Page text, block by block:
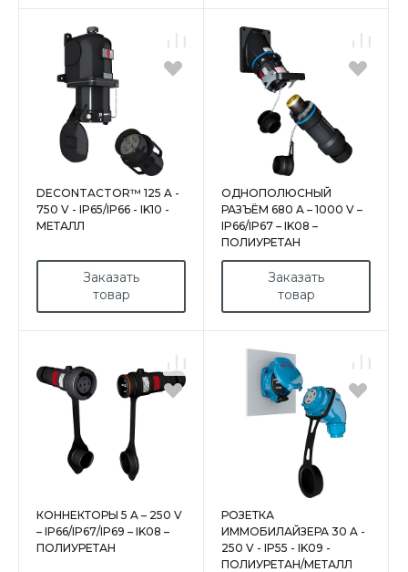
DECONTACTOR™ 125 A -
750 V - IP65/IP66 - IK10 -
МЕТАЛЛ
Заказать
товар
ОДНОПОЛЮСНЫЙ
РАЗЪЁМ 680 A – 1000 V –
IP66/IP67 – IK08 –
ПОЛИУРЕТАН
Заказать
товар
КОННЕКТОРЫ 5 A – 250 V
– IP66/IP67/IP69 – IK08 –
ПОЛИУРЕТАН
РОЗЕТКА
ИММОБИЛАЙЗЕРА 30 A -
250 V - IP55 - IK09 -
ПОЛИУРЕТАН/МЕТАЛЛ